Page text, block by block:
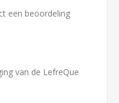
een beoordeling
van de LefreQue